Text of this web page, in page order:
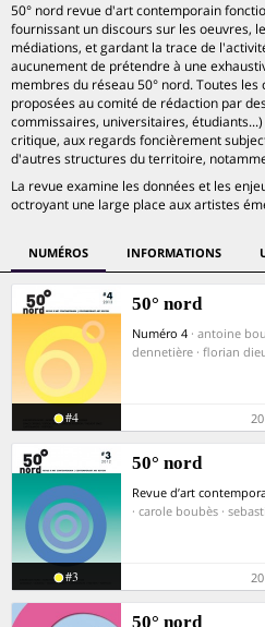
50° nord revue d'art contemporain
fournissant un discours sur les oeuvres,
médiations, et gardant la trace de
aucunement de prétendre à une
membres du réseau 50° nord. Toutes
proposées au comité de rédaction par
commissaires, universitaires,
critique, aux regards foncièrement
d'autres structures du territoire,
La revue examine les données et les
octroyant une large place aux artistes
NUMÉROS INFORMATIONS
50° nord
Numéro 4 · antoine
dennetière · florian
#4
50° nord
Revue d’art
· carole boubès ·
#3
50° nord